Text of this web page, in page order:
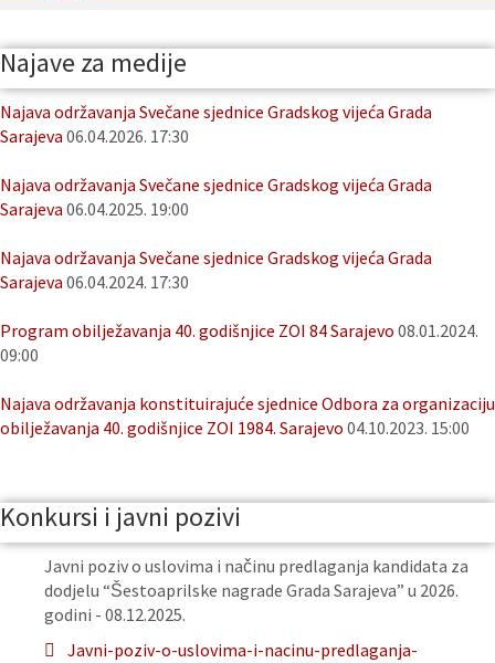
Najave za medije
Najava održavanja Svečane sjednice Gradskog vijeća Grada
Sarajeva 06.04.2026. 17:30
Najava održavanja Svečane sjednice Gradskog vijeća Grada
Sarajeva 06.04.2025. 19:00
Najava održavanja Svečane sjednice Gradskog vijeća Grada
Sarajeva 06.04.2024. 17:30
Program obilježavanja 40. godišnjice ZOI 84 Sarajevo 08.01.2024.
09:00
Najava održavanja konstituirajuće sjednice Odbora za organizaciju
obilježavanja 40. godišnjice ZOI 1984. Sarajevo 04.10.2023. 15:00
Konkursi i javni pozivi
Javni poziv o uslovima i načinu predlaganja kandidata za
dodjelu “Šestoaprilske nagrade Grada Sarajeva” u 2026.
godini - 08.12.2025.
Javni-poziv-o-uslovima-i-nacinu-predlaganja-